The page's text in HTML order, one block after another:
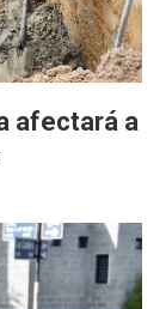
afectará a